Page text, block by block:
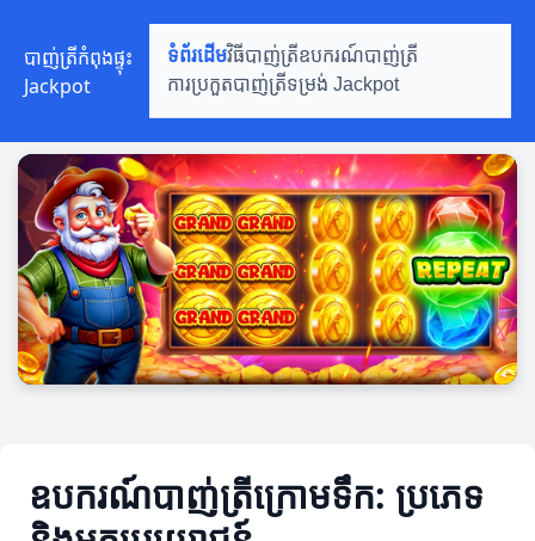
បាញ់ត្រីកំពុងផ្ទុះ
Jackpot
ទំព័រដើមវិធីបាញ់ត្រីឧបករណ៍បាញ់ត្រី
ការប្រកួតបាញ់ត្រីទម្រង់ Jackpot
ឧបករណ៍បាញ់ត្រីក្រោមទឹក: ប្រភេទ